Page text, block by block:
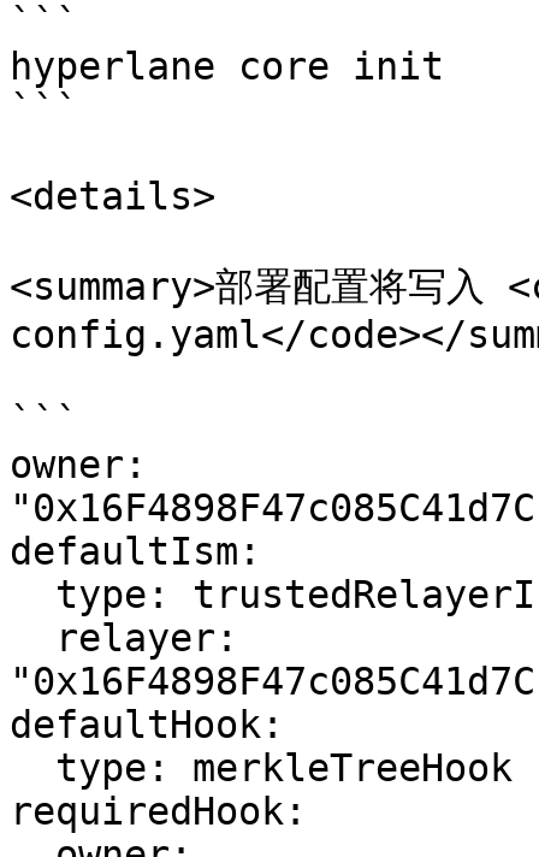
```
hyperlane core init
```
<details>
<summary>部署配置将写
config.yaml</code></
```
owner:
defaultIsm:
defaultHook:
requiredHook: